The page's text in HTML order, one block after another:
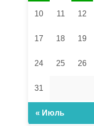
10 11 12
17 18 19
24 25 26
31
« Июль